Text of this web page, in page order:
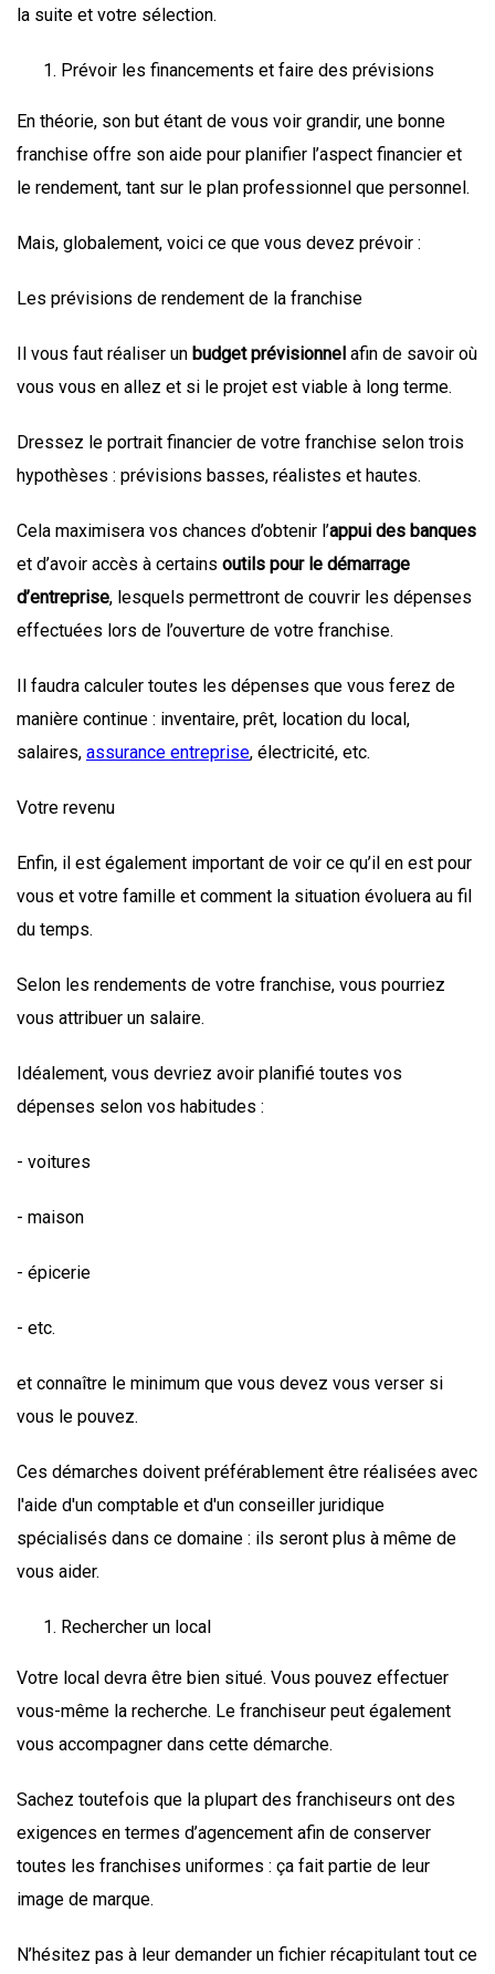
la suite et votre sélection.
Prévoir les financements et faire des prévisions
En théorie, son but étant de vous voir grandir, une bonne
franchise offre son aide pour planifier l’aspect financier et
le rendement, tant sur le plan professionnel que personnel.
Mais, globalement, voici ce que vous devez prévoir :
Les prévisions de rendement de la franchise
Il vous faut réaliser un budget prévisionnel afin de savoir où
vous vous en allez et si le projet est viable à long terme.
Dressez le portrait financier de votre franchise selon trois
hypothèses : prévisions basses, réalistes et hautes.
Cela maximisera vos chances d’obtenir l’appui des banques
et d’avoir accès à certains outils pour le démarrage
d’entreprise, lesquels permettront de couvrir les dépenses
effectuées lors de l’ouverture de votre franchise.
Il faudra calculer toutes les dépenses que vous ferez de
manière continue : inventaire, prêt, location du local,
salaires, assurance entreprise, électricité, etc.
Votre revenu
Enfin, il est également important de voir ce qu’il en est pour
vous et votre famille et comment la situation évoluera au fil
du temps.
Selon les rendements de votre franchise, vous pourriez
vous attribuer un salaire.
Idéalement, vous devriez avoir planifié toutes vos
dépenses selon vos habitudes :
- voitures
- maison
- épicerie
- etc.
et connaître le minimum que vous devez vous verser si
vous le pouvez.
Ces démarches doivent préférablement être réalisées avec
l'aide d'un comptable et d'un conseiller juridique
spécialisés dans ce domaine : ils seront plus à même de
vous aider.
Rechercher un local
Votre local devra être bien situé. Vous pouvez effectuer
vous-même la recherche. Le franchiseur peut également
vous accompagner dans cette démarche.
Sachez toutefois que la plupart des franchiseurs ont des
exigences en termes d’agencement afin de conserver
toutes les franchises uniformes : ça fait partie de leur
image de marque.
N’hésitez pas à leur demander un fichier récapitulant tout ce